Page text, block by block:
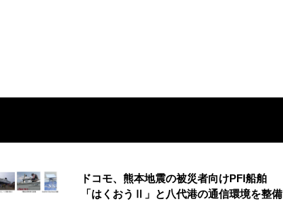
ドコモ、熊本地震の被災者向けPFI船舶
「はくおうⅡ」と八代港の通信環境を整備